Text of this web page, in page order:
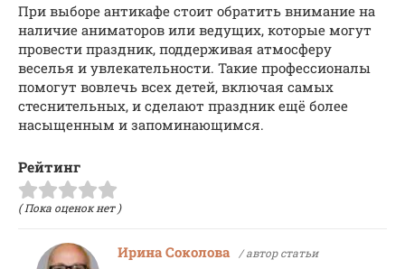
При выборе антикафе стоит обратить внимание на
наличие аниматоров или ведущих, которые могут
провести праздник, поддерживая атмосферу
веселья и увлекательности. Такие профессионалы
помогут вовлечь всех детей, включая самых
стеснительных, и сделают праздник ещё более
насыщенным и запоминающимся.
Рейтинг
( Пока оценок нет )
Ирина Соколова / автор статьи